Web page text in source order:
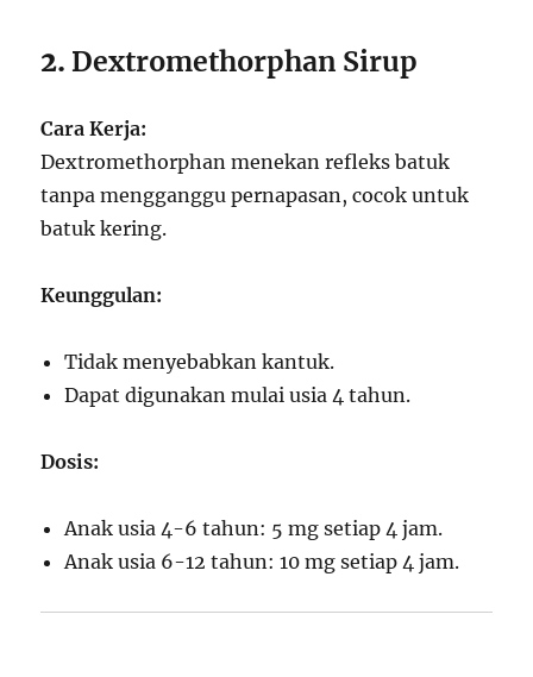
2.Dextromethorphan Sirup
Cara Kerja:
Dextromethorphan menekan refleks batuk
tanpa mengganggu pernapasan, cocok untuk
batuk kering.
Keunggulan:
Tidak menyebabkan kantuk.
Dapat digunakan mulai usia 4 tahun.
Dosis:
Anak usia 4-6 tahun: 5 mg setiap 4 jam.
Anak usia 6-12 tahun: 10 mg setiap 4 jam.